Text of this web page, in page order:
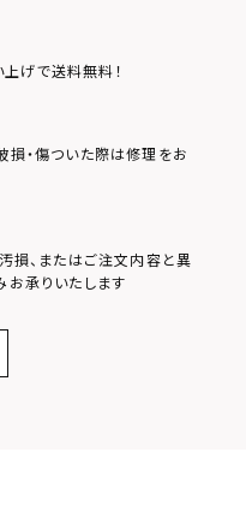
げで送料無料！
・傷ついた際は修理をお
損、またはご注文内容と異
承りいたします